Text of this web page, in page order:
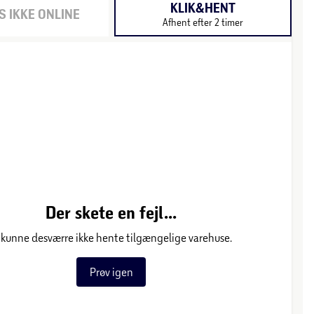
IKKE ONLINE KLIK&HENT
Afhent efter 2 timer
Der skete en fejl...
kunne desværre ikke hente tilgængelige varehuse.
Prøv igen